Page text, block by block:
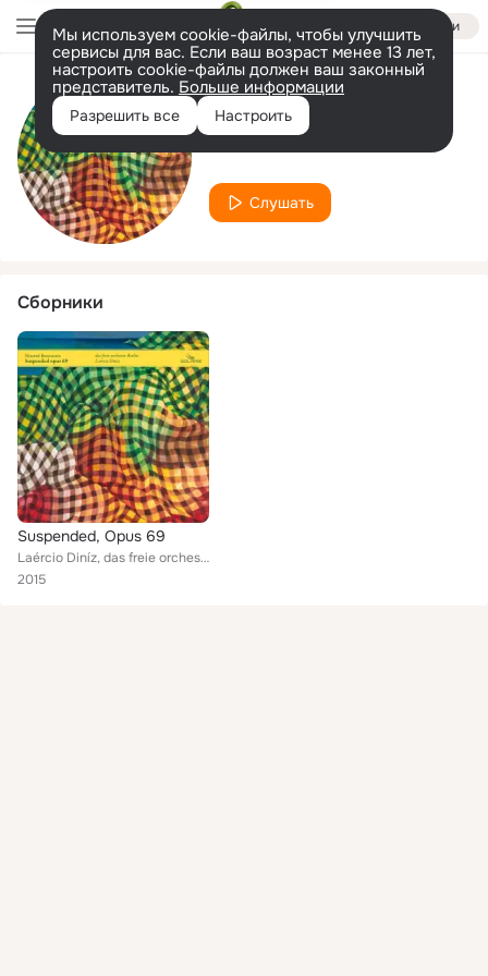
Войти
Мы используем cookie-файлы, чтобы улучшить
сервисы для вас. Если ваш возраст менее 13 лет,
настроить cookie-файлы должен ваш законный
представитель. Больше информации
Разрешить все Настроить
Исполнитель
Laércio Diníz
Слушать
Сборники
Suspended, Opus 69
Laércio Diníz, das freie orchester Berlin
2015